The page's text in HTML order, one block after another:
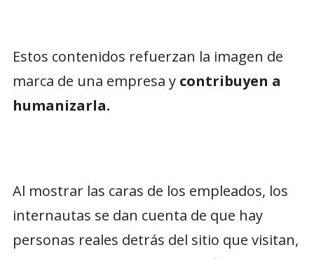
Estos contenidos refuerzan la imagen de
marca de una empresa y contribuyen a
humanizarla.
Al mostrar las caras de los empleados, los
internautas se dan cuenta de que hay
personas reales detrás del sitio que visitan,